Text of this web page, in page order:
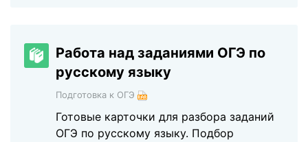
Работа над заданиями ОГЭ по
русскому языку
Подготовка к ОГЭ
Готовые карточки для разбора заданий
ОГЭ по русскому языку. Подбор